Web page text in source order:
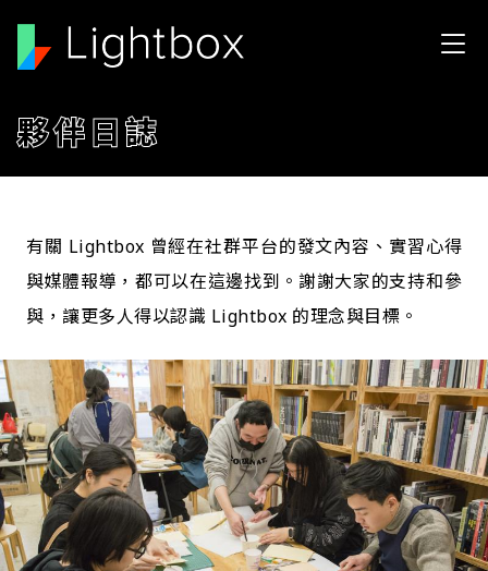
夥伴日誌
有關 Lightbox 曾經在社群平台的發文內容、實習心得
與媒體報導，都可以在這邊找到。謝謝大家的支持和參
與，讓更多人得以認識 Lightbox 的理念與目標。